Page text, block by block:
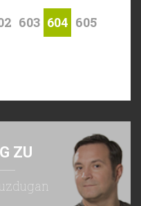
603 604 605
ZU